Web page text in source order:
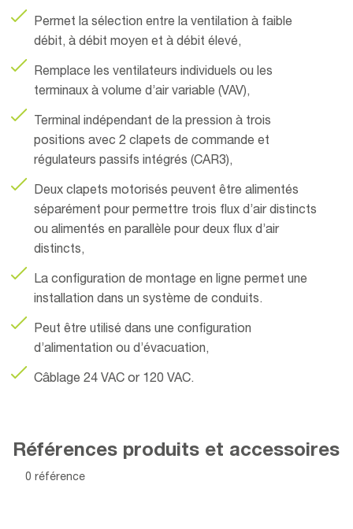
Permet la sélection entre la ventilation à faible
débit, à débit moyen et à débit élevé,
Remplace les ventilateurs individuels ou les
terminaux à volume d’air variable (VAV),
Terminal indépendant de la pression à trois
positions avec 2 clapets de commande et
régulateurs passifs intégrés (CAR3),
Deux clapets motorisés peuvent être alimentés
séparément pour permettre trois flux d’air distincts
ou alimentés en parallèle pour deux flux d’air
distincts,
La configuration de montage en ligne permet une
installation dans un système de conduits.
Peut être utilisé dans une configuration
d’alimentation ou d’évacuation,
Câblage 24 VAC or 120 VAC.
Références produits et accessoires
0 référence